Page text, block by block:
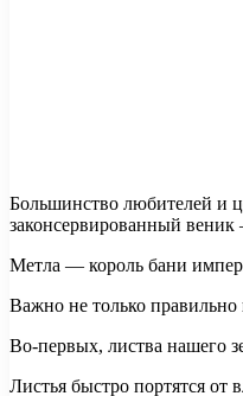
Большинство любителей и
законсервированный веник
Метла — король бани
Важно не только правильно
Во-первых, листва нашего
Листья быстро портятся от